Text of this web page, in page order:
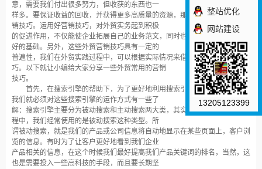
意，需要我们付出很多努力，但收获的东西也一
样多。要保证收益的回收，并获得更多高质量的资源，那就必须具备必要的营
销技巧。运用好营销技巧，对外贸实务起到积极
的促进作用，不仅能使企业拓展自己的业务范文，同时也为今后的发展打下良
好的基础。另外，这些外贸营销技巧具有一定的
普遍性，我们在外贸实践过程中，可以根据实际情况来借鉴这些外贸营销技
巧。以下就让小编给大家分享一些外贸常用 的营销
技巧。
首先，在搜索引擎的帮助下，为了更好地利用搜索引擎来进行外贸营销，
我们就必须对这些搜索引擎的运作方式有一些了
解：搜索引擎主要分为被动搜索和主动搜索两大类，其实，在搜索引擎营销过
程中，我们经常使用的是被动搜索这种类型。所
谓被动搜索，就是我们的产品或公司信息将自动地显示在某些页面上，客户浏
览的信息。有时为了让客户更好地看到我们企业
产品相关的信息，在这个时候我们最好提高我们产品关键词的排名，当然，这
也是需要投入一些高科技的手段，而且要长期坚
整站优化
网站建设
13205123399